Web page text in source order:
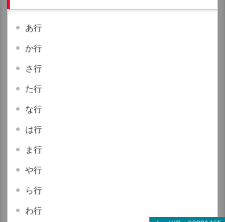
あ行
か行
さ行
た行
な行
は行
ま行
や行
ら行
わ行